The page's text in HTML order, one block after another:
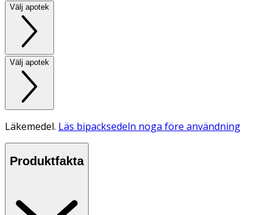
Välj apotek
Välj apotek
Läkemedel. Läs bipacksedeln noga före användning
Produktfakta